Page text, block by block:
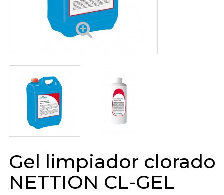
Gel limpiador clorado
NETTION CL-GEL